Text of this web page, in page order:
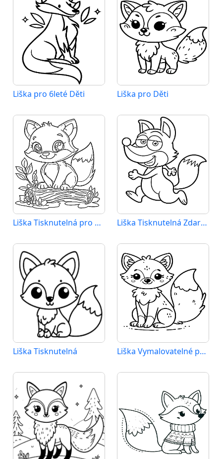
Liška pro 6leté Děti Liška pro Děti
Liška Tisknutelná pro Děti Liška Tisknutelná Zdarma
Liška Tisknutelná Liška Vymalovatelné pro Děti